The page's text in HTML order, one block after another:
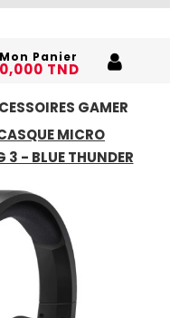
Mon Panier
0,000 TND
GAMER
MICRO
3 - BLUE THUNDER